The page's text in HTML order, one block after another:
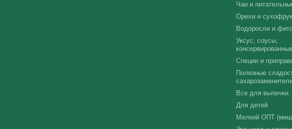
Чаи и
Орехи и
Водоросли и
Уксус, соусы,
Специи и
Полезные
Все для выпечки
Для детей
Мелкий ОПТ